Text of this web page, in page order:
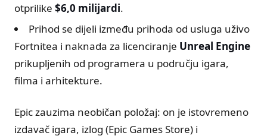
otprilike $6,0 milijardi.
Prihod se dijeli između prihoda od usluga uživo
Fortnitea i naknada za licenciranje Unreal Engine
prikupljenih od programera u području igara,
filma i arhitekture.
Epic zauzima neobičan položaj: on je istovremeno
izdavač igara, izlog (Epic Games Store) i